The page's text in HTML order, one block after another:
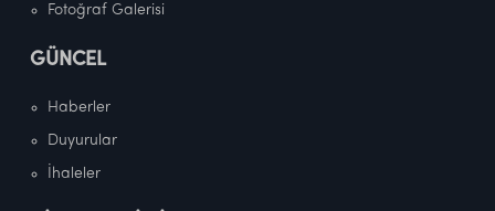
Fotoğraf Galerisi
GÜNCEL
Haberler
Duyurular
İhaleler